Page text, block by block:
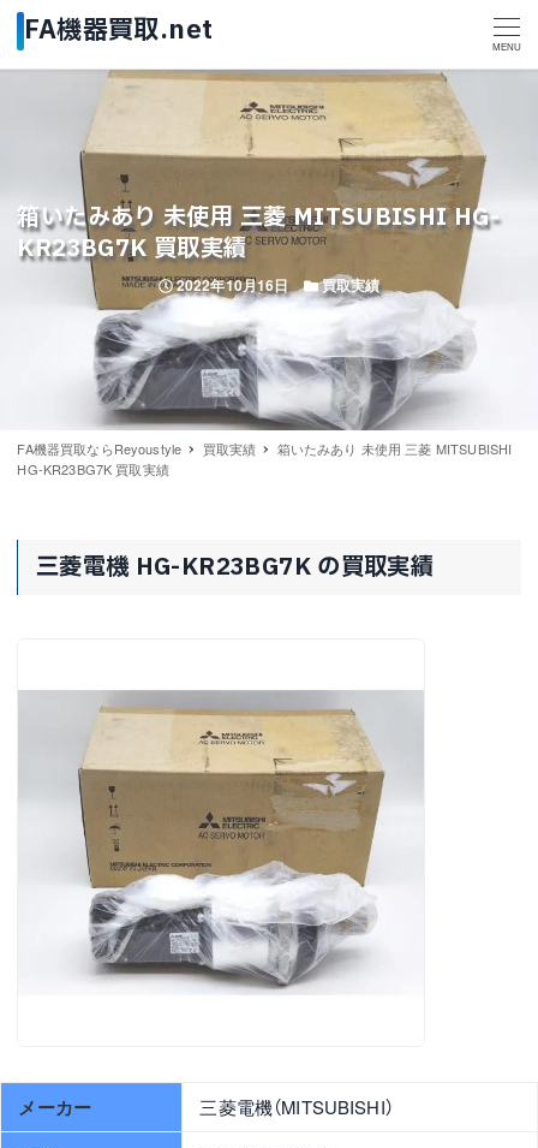
MENU
箱いたみあり 未使用 三菱 MITSUBISHI HG-
KR23BG7K 買取実績
投稿日
2022年10月16日 カテゴリー
買取実績
FA機器買取ならReyoustyle 買取実績
箱いたみあり 未使用 三菱 MITSUBISHI
HG-KR23BG7K 買取実績
三菱電機 HG-KR23BG7K の買取実績
メーカー 三菱電機（MITSUBISHI）